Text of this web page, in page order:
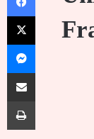
X
Messenger
Partager par email